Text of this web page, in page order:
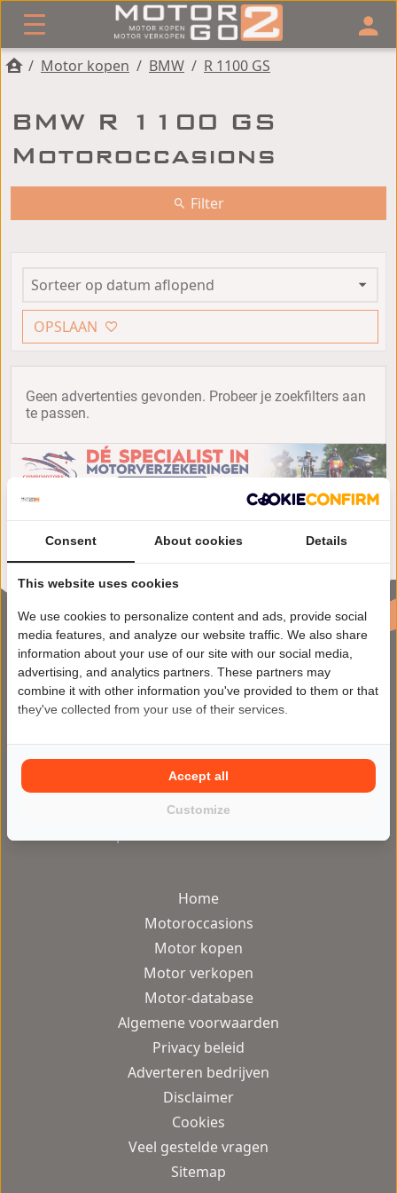
/ Motor kopen / BMW / R 1100 GS
BMW R 1100 GS
Motoroccasions
Filter
OPSLAAN
Geen advertenties gevonden. Probeer je zoekfilters aan
te passen.
Motor2Go maakt het kopen en
verkopen van motoren makkelijker
dan ooit op het meest veilige en
gebruiksvriendelijke motor occasion
Home
Motoroccasions
Motor kopen
Motor verkopen
Motor-database
Algemene voorwaarden
Privacy beleid
Adverteren bedrijven
Disclaimer
Cookies
Veel gestelde vragen
Sitemap
Consent About cookies Details
This website uses cookies
We use cookies to personalize content and ads, provide social
media features, and analyze our website traffic. We also share
information about your use of our site with our social media,
advertising, and analytics partners. These partners may
combine it with other information you've provided to them or that
they've collected from your use of their services.
Customize
Accept all